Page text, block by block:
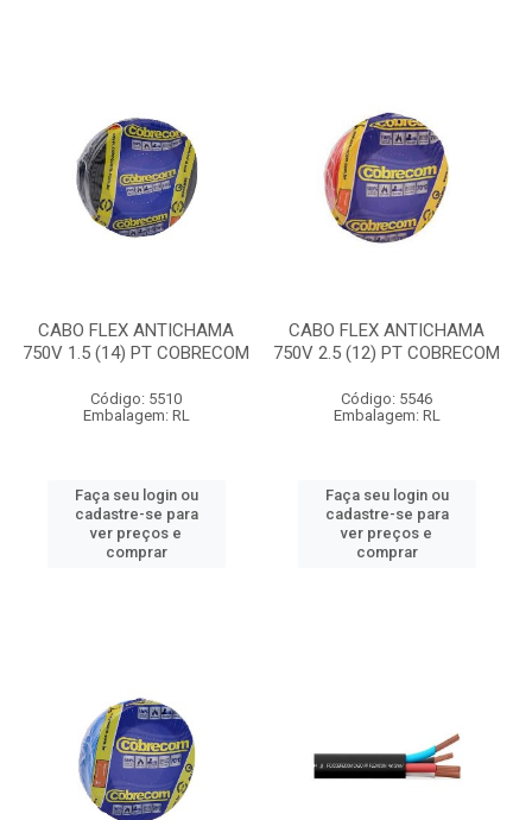
CABO FLEX ANTICHAMA
750V 1.5 (14) PT COBRECOM
Código: 5510
Embalagem: RL
Faça seu login ou
cadastre-se para
ver preços e
comprar
CABO FLEX ANTICHAMA
750V 2.5 (12) PT COBRECOM
Código: 5546
Embalagem: RL
Faça seu login ou
cadastre-se para
ver preços e
comprar